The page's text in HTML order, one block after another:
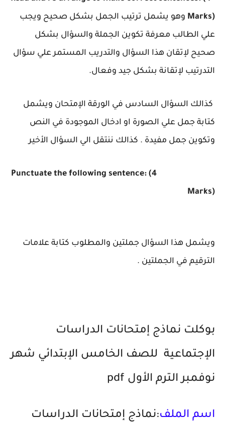
Marks) وهو يشمل ترتيب الجمل بشكل صحيح ويجب
علي الطالب معرفة تكوين الجملة والسؤال بشكل
صحيح لإتقان هذا السؤال والتدريب المستمر علي سؤال
التدرتيب لإتقانة بشكل جيد وفعال.
كذالك السؤال السادس في الورقة الإمتحان ويشمل
كتابة جمل علي الصورة او ادخال الموجودة في النص
وتكوين جمل مفيدة . كذالك ننتقل الي السؤال الأخير
Punctuate the following sentence: (4
Marks)
ويشمل هذا السؤال جملتين والمطلوب كتابة علامات
الترقيم في الجملتين .
بوكلت نماذج إمتحانات الدراسات
الإجتماعية للصف الخامس الإبتدائي شهر
نوفمبر الترم الأول pdf
اسم الملف:نماذج إمتحانات الدراسات